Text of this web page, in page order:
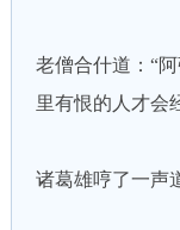
老僧合什道：“
里有恨的人才
诸葛雄哼了一声